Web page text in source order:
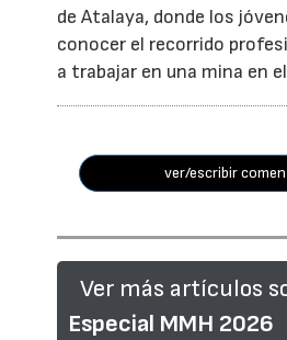
de Atalaya, donde los
conocer el recorrido
a trabajar en una mina en
ver/escribir
Ver más artículos
Especial MMH 2026